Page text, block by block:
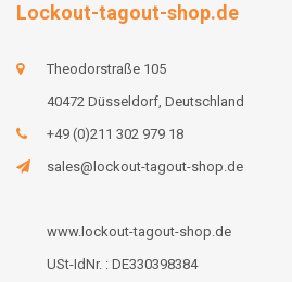
Lockout-tagout-shop.de
Theodorstraße 105
40472 Düsseldorf, Deutschland
+49 (0)211 302 979 18
sales@lockout-tagout-shop.de
www.lockout-tagout-shop.de
USt-IdNr. : DE330398384